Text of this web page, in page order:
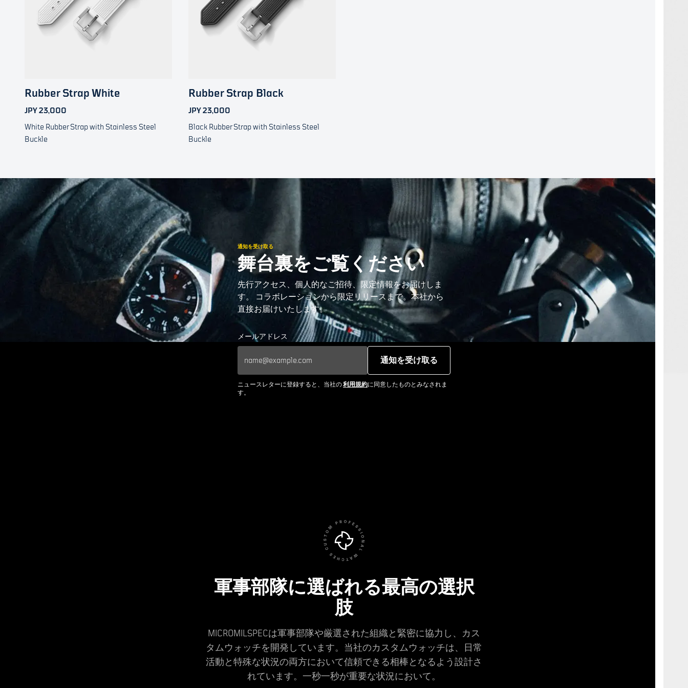
Rubber Strap White
JPY 23,000
White Rubber Strap with Stainless Steel
Buckle
Rubber Strap Black
JPY 23,000
Black Rubber Strap with Stainless Steel
Buckle
通知を受け取る
舞台裏をご覧ください
先行アクセス、個人的なご招待、限定情報をお届けしま
す。 コラボレーションから限定リリースまで。本社から
直接お届けいたします。
メールアドレス
通知を受け取る
ニュースレターに登録すると、当社の利用規約に同意したものとみなされま
す。
軍事部隊に選ばれる最高の選択
肢
MICROMILSPECは軍事部隊や厳選された組織と緊密に協力し、カス
タムウォッチを開発しています。当社のカスタムウォッチは、日常
活動と特殊な状況の両方において信頼できる相棒となるよう設計さ
れています。一秒一秒が重要な状況において。